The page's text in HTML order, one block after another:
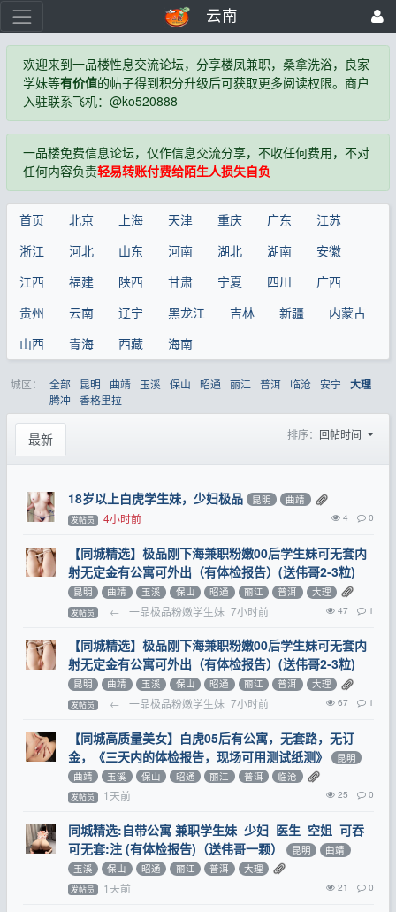
云南
欢迎来到一品楼性息交流论坛，分享楼凤兼职，桑拿洗浴，良家
学妹等有价值的帖子得到积分升级后可获取更多阅读权限。商户
入驻联系飞机：@ko520888
一品楼免费信息论坛，仅作信息交流分享，不收任何费用，不对
任何内容负责轻易转账付费给陌生人损失自负
首页 北京 上海 天津 重庆 广东
江苏
浙江
河北 山东 河南 湖北 湖南
安徽
江西
福建 陕西 甘肃 宁夏 四川
广西
贵州
云南 辽宁 黑龙江 吉林 新疆
内蒙古
山西
青海 西藏 海南
城区： 全部 昆明 曲靖 玉溪 保山 昭通 丽江 普洱 临沧 安宁
大理
腾冲
香格里拉
最新 排序： 回帖时间
18岁以上白虎学生妹，少妇极品 昆明 曲靖
发帖员 4小时前 4 0
【同城精选】极品刚下海兼职粉嫩00后学生妹可无套内
射无定金有公寓可外出（有体检报告）(送伟哥2-3粒)
昆明 曲靖 玉溪 保山 昭通 丽江 普洱 大理
发帖员 ← 一品极品粉嫩学生妹 7小时前 47 1
【同城精选】极品刚下海兼职粉嫩00后学生妹可无套内
射无定金有公寓可外出（有体检报告）(送伟哥2-3粒)
昆明 曲靖 玉溪 保山 昭通 丽江 普洱 大理
发帖员 ← 一品极品粉嫩学生妹 7小时前 67 1
【同城高质量美女】白虎05后有公寓，无套路，无订
金，《三天内的体检报告，现场可用测试纸测》
昆明
曲靖
玉溪 保山 昭通 丽江 普洱 临沧
发帖员 1天前 25 0
同城精选:自带公寓 兼职学生妹 少妇 医生 空姐 可吞
可无套:注 (有体检报告)（送伟哥一颗）
昆明
曲靖
玉溪
保山 昭通 丽江 普洱 大理
发帖员 1天前 21 0